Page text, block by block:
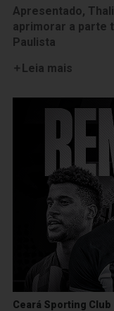
Apresentado,
aprimorar a parte
Paulista
Leia mais
Ceará Sporting Club